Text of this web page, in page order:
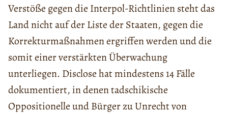
Verstöße gegen die Interpol-Richtlinien steht das
Land nicht auf der Liste der Staaten, gegen die
Korrekturmaßnahmen ergriffen werden und die
somit einer verstärkten Überwachung
unterliegen. Disclose hat mindestens 14 Fälle
dokumentiert, in denen tadschikische
Oppositionelle und Bürger zu Unrecht von